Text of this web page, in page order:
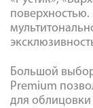
поверхностью.
Большой
Premium
для